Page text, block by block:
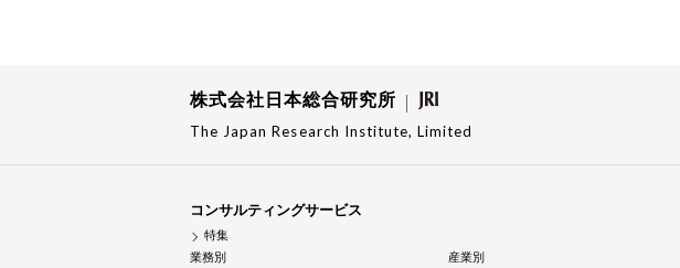
株式会社日本総合研究所
The Japan Research Institute, Limited
コンサルティングサービス
特集
業務別
産業別